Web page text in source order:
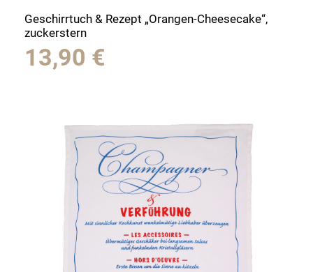
Geschirrtuch & Rezept „Orangen-Cheesecake“,
zuckerstern
13,90 €